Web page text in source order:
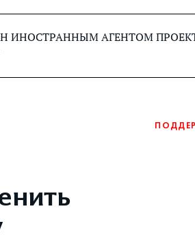
ИНОСТРАННЫМ АГЕНТОМ